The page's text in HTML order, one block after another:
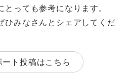
っても参考になります。
ひみなさんとシェアしてくだ
ト投稿はこちら